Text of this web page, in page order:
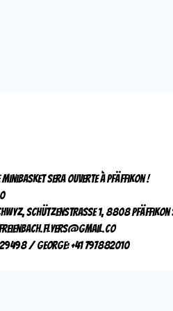
minibasket sera ouverte à Pfäffikon !
Schützenstrasse 1, 8808 Pfäffikon
/ George: +41 797882010